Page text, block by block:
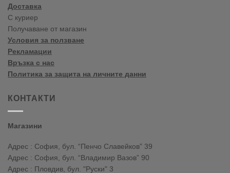
Доставка
С куриер
Получаване от магазин
Условия за ползване
Рекламации
Връзка с нас
Политика за защита на личните данни
КОНТАКТИ
Магазини
Адрес : София, бул. “Пенчо Славейков” 39
Адрес : София, бул. “Владимир Вазов” 90
Адрес : Пловдив, бул. "Руски" 3